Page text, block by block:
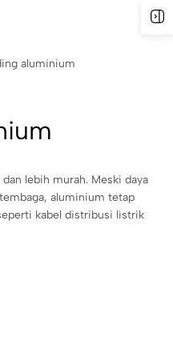
aluminium
lebih murah. Meski daya
aluminium tetap
kabel distribusi listrik